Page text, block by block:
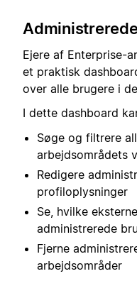
Ejere af Enterprise-
et praktisk
over alle brugere i
I dette dashboard
Søge og filtrere
arbejdsområdets
Redigere
profiloplysninger
Se, hvilke
administrerede
Fjerne
arbejdsområder